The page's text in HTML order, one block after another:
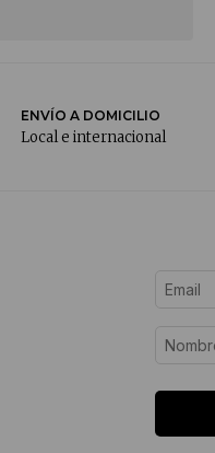
ENVÍO A DOMICILIO
Local e internacional